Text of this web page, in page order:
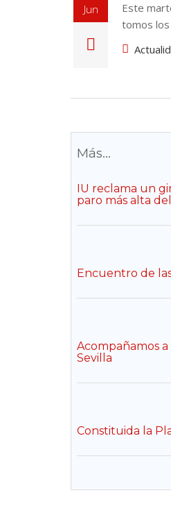
Jun
Este
tomos
Más...
IU reclama un
paro más alta
Encuentro de
Acompañamos
Sevilla
Constituida la